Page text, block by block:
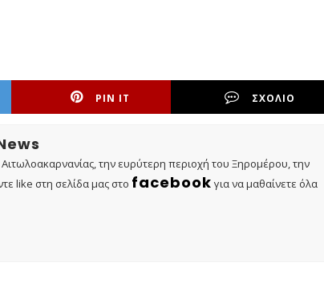
PIN IT ΣΧΟΛΙΟ
την ευρύτερη περιοχή του Ξηρομέρου, την
like στη σελίδα μας στο facebook για να μαθαίνετε όλα